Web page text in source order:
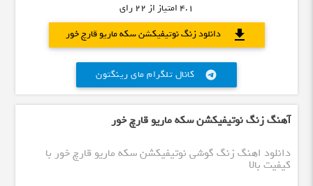
4.1 امتیاز از22رای
دانلود زنگ نوتیفیکشن سکه ماریو قارچ خور
download
کانال تلگرام مای رینگتون telegram
آهنگ زنگ نوتیفیکشن سکه ماریو قارچ خور
دانلود اهنگ زنگ گوشی نوتیفیکشن سکه ماریو قارچ خور با
کیفیت بالا